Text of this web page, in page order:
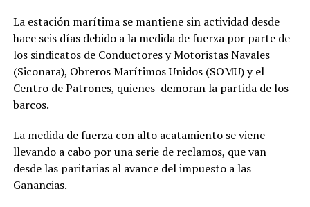
La estación marítima se mantiene sin actividad desde
hace seis días debido a la medida de fuerza por parte de
los sindicatos de Conductores y Motoristas Navales
(Siconara), Obreros Marítimos Unidos (SOMU) y el
Centro de Patrones, quienes demoran la partida de los
barcos.
La medida de fuerza con alto acatamiento se viene
llevando a cabo por una serie de reclamos, que van
desde las paritarias al avance del impuesto a las
Ganancias.